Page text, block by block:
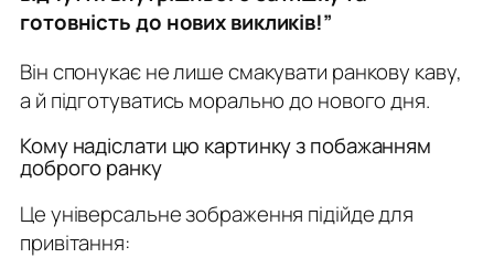
готовність до нових викликів!”
Він спонукає не лише смакувати ранкову каву,
а й підготуватись морально до нового дня.
Кому надіслати цю картинку з побажанням
доброго ранку
Це універсальне зображення підійде для
привітання: